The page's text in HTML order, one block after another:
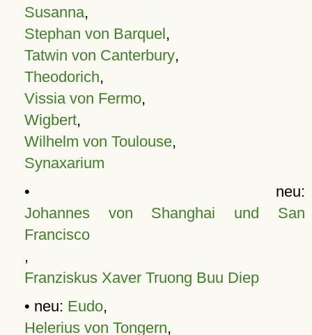
Susanna,
Stephan von Barquel,
Tatwin von Canterbury,
Theodorich,
Vissia von Fermo,
Wigbert,
Wilhelm von Toulouse,
Synaxarium
• neu:
Johannes von Shanghai und San
Francisco
,
Franziskus Xaver Truong Buu Diep
• neu: Eudo,
Helerius von Tongern,